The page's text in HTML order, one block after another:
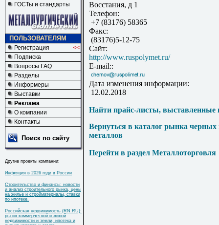
ГОСТы и стандарты
ПОЛЬЗОВАТЕЛЯМ
Регистрация
<<
Подписка
Вопросы FAQ
Разделы
Информеры
Выставки
Реклама
О компании
Контакты
Поиск по сайту
Другие проекты компании:
Инфляция в 2026 году в России
Строительство и финансы: новости
и анализ строительного рынка, цены
на жилье и стройматериалы, ставки
по ипотеке.
Российская недвижимость (RN.RU):
рынок коммерческой и жилой
недвижимости и земли, ипотека и
Восстания, д 1
Телефон:
+7 (83176) 58365
Факс:
(83176)5-12-75
Сайт:
http://www.ruspolymet.ru/
E-mail::
Дата изменения информации:
12.02.2018
Найти прайс-листы, выставленные
Вернуться в каталог рынка
металлов
Перейти в раздел Металлоторговля